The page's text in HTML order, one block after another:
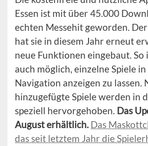
Essen ist mit über 45.000
echten Messehit geworden.
hat sie in diesem Jahr erneut
neue Funktionen eingebaut. So
auch möglich, einzelne Spiele
Navigation anzeigen zu lassen.
hinzugefügte Spiele werden in
speziell hervorgehoben. Das
August erhältlich. Das
das seit letztem Jahr die